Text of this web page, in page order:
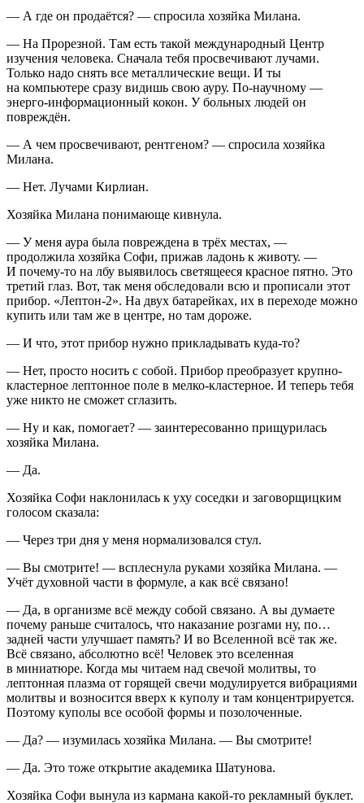
— А где он продаётся? — спросила хозяйка Милана.
— На Прорезной. Там есть такой международный Центр
изучения человека. Сначала тебя просвечивают лучами.
Только надо снять все металлические вещи. И ты
на компьютере сразу видишь свою ауру. По-научному —
энерго-информационный кокон. У больных людей он
повреждён.
— А чем просвечивают, рентгеном? — спросила хозяйка
Милана.
— Нет. Лучами Кирлиан.
Хозяйка Милана понимающе кивнула.
— У меня аура была повреждена в трёх местах, —
продолжила хозяйка Софи, прижав ладонь к животу. —
И почему-то на лбу выявилось светящееся красное пятно. Это
третий глаз. Вот, так меня обследовали всю и прописали этот
прибор. «Лептон-2». На двух батарейках, их в переходе можно
купить или там же в центре, но там дороже.
— И что, этот прибор нужно прикладывать куда-то?
— Нет, просто носить с собой. Прибор преобразует крупно-
кластерное лептонное поле в мелко-кластерное. И теперь тебя
уже никто не сможет сглазить.
— Ну и как, помогает? — заинтересованно прищурилась
хозяйка Милана.
— Да.
Хозяйка Софи наклонилась к уху соседки и заговорщицким
голосом сказала:
— Через три дня у меня нормализовался стул.
— Вы смотрите! — всплеснула руками хозяйка Милана. —
Учёт духовной части в формуле, а как всё связано!
— Да, в организме всё между собой связано. А вы думаете
почему раньше считалось, что наказание розгами ну, по…
задней части улучшает память? И во Вселенной всё так же.
Всё связано, абсолютно всё! Человек это вселенная
в миниатюре. Когда мы читаем над свечой молитвы, то
лептонная плазма от горящей свечи модулируется вибрациями
молитвы и возносится вверх к куполу и там концентрируется.
Поэтому куполы все особой формы и позолоченные.
— Да? — изумилась хозяйка Милана. — Вы смотрите!
— Да. Это тоже открытие академика Шатунова.
Хозяйка Софи вынула из кармана какой-то рекламный буклет.